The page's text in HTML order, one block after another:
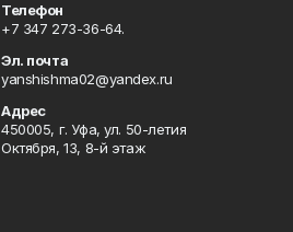
Телефон
+7 347 273-36-64.
Эл. почта
yanshishma02@yandex.ru
Адрес
450005, г. Уфа, ул. 50-летия
Октября, 13, 8-й этаж